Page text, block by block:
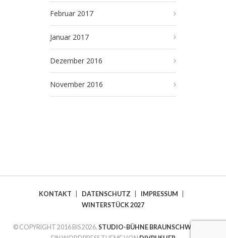
Februar 2017
Januar 2017
Dezember 2016
November 2016
KONTAKT DATENSCHUTZ IMPRESSUM
WINTERSTÜCK 2027
© COPYRIGHT 2016 BIS 2026, STUDIO-BÜHNE BRAUNSCHWEIG E.V.